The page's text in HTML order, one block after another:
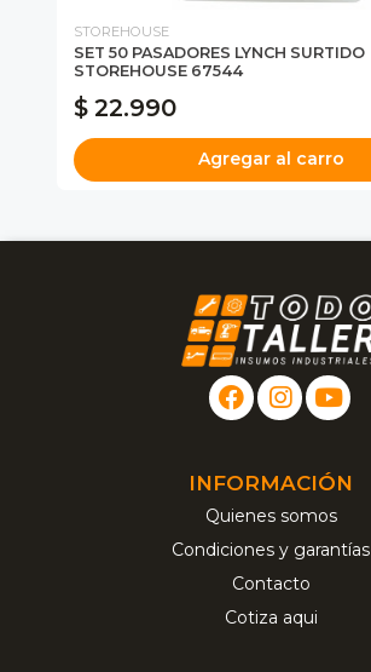
STOREHOUSE
SET 50 PASADORES LYNCH SURTIDO
STOREHOUSE 67544
$ 22.990
Agregar al carro
INFORMACIÓN
Quienes somos
Condiciones y garantías
Contacto
Cotiza aqui